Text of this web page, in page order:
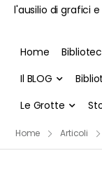
l'ausilio di grafici
Home
Il BLOG
Le Grotte
Home Articoli